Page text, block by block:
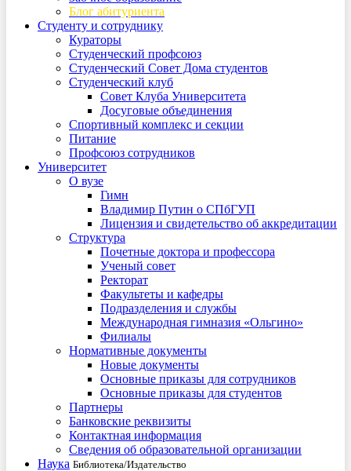
Блог абитуриента
Студенту и сотруднику
Кураторы
Студенческий профсоюз
Студенческий Совет Дома студентов
Студенческий клуб
Совет Клуба Университета
Досуговые объединения
Спортивный комплекс и секции
Питание
Профсоюз сотрудников
Университет
О вузе
Гимн
Владимир Путин о СПбГУП
Лицензия и свидетельство об аккредитации
Структура
Почетные доктора и профессора
Ученый совет
Ректорат
Факультеты и кафедры
Подразделения и службы
Международная гимназия «Ольгино»
Филиалы
Нормативные документы
Новые документы
Основные приказы для сотрудников
Основные приказы для студентов
Партнеры
Банковские реквизиты
Контактная информация
Сведения об образовательной организации
Наука Библиотека/Издательство